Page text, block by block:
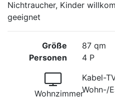
Nichtraucher, Kinder
geeignet
Größe
Personen
87 qm
4 P
Wohnzimmer
Kabel-
Wohn-/